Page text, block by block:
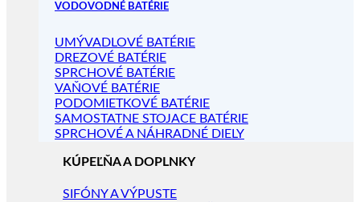
VODOVODNÉ BATÉRIE
UMÝVADLOVÉ BATÉRIE
DREZOVÉ BATÉRIE
SPRCHOVÉ BATÉRIE
VAŇOVÉ BATÉRIE
PODOMIETKOVÉ BATÉRIE
SAMOSTATNE STOJACE BATÉRIE
SPRCHOVÉ A NÁHRADNÉ DIELY
KÚPEĽŇA A DOPLNKY
SIFÓNY A VÝPUSTE